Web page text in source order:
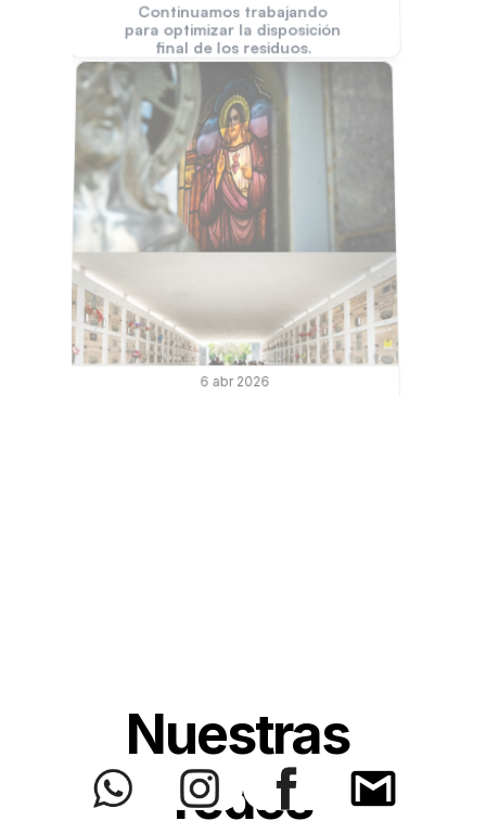
Continuamos trabajando
para optimizar la disposición
final de los residuos.
6 abr 2026
Nuestras
redes